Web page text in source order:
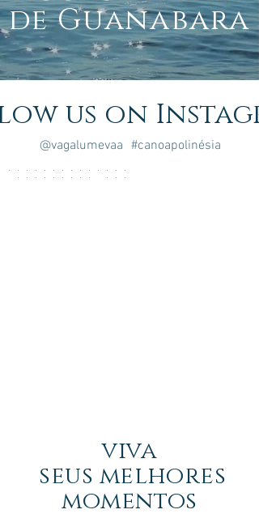
de Guanabara
us on
#canoapolinésia
@vagalumevaa
viva
seus melhores
momentos